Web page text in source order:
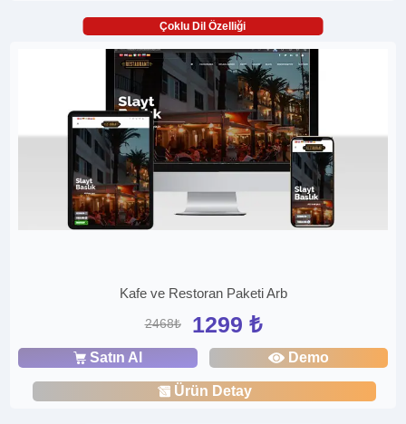
Çoklu Dil Özelliği
Kafe ve Restoran Paketi Arb
2468₺ 1299 ₺
Satın Al Demo
Ürün Detay